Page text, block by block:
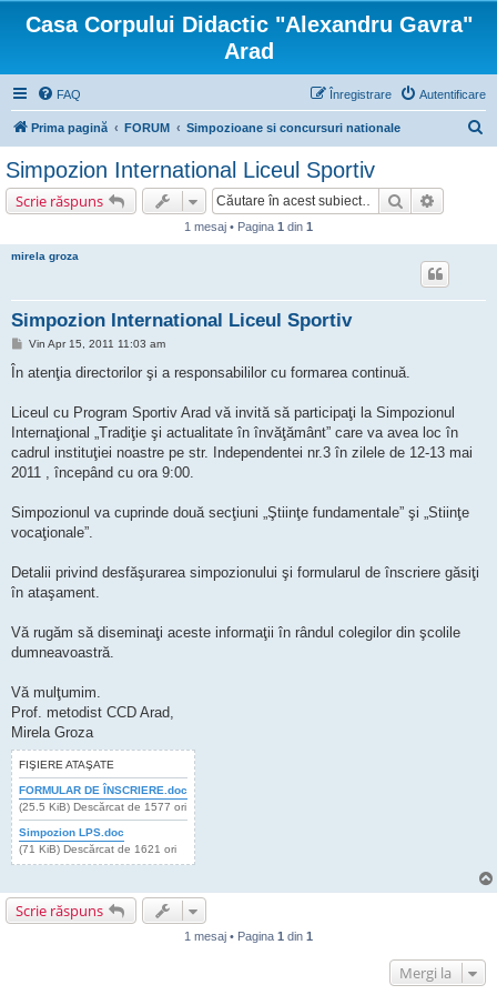
Casa Corpului Didactic "Alexandru Gavra"
Arad
FAQ Autentificare
Înregistrare
Prima pagină FORUM Simpozioane si concursuri nationale
Simpozion International Liceul Sportiv
Scrie răspuns Căutare
1 mesaj • Pagina 1 din 1
mirela groza
Simpozion International Liceul Sportiv
M
s
Vin Apr 15, 2011 11:03 am
În atenţia directorilor şi a responsabililor cu formarea continuă.
Liceul cu Program Sportiv Arad vă invită să participaţi la Simpozionul
Internaţional „Tradiţie şi actualitate în învăţământ” care va avea loc în
cadrul instituţiei noastre pe str. Independentei nr.3 în zilele de 12-13 mai
2011 , începând cu ora 9:00.
Simpozionul va cuprinde două secţiuni „Ştiinţe fundamentale” şi „Stiinţe
vocaţionale”.
Detalii privind desfăşurarea simpozionului şi formularul de înscriere găsiţi
în ataşament.
Vă rugăm să diseminaţi aceste informaţii în rândul colegilor din şcolile
dumneavoastră.
Vă mulţumim.
Prof. metodist CCD Arad,
Mirela Groza
FIŞIERE ATAŞATE
FORMULAR DE ÎNSCRIERE.doc
(25.5 KiB) Descărcat de 1577 ori
Simpozion LPS.doc
(71 KiB) Descărcat de 1621 ori
Scrie răspuns
1 mesaj • Pagina 1 din 1
Mergi la